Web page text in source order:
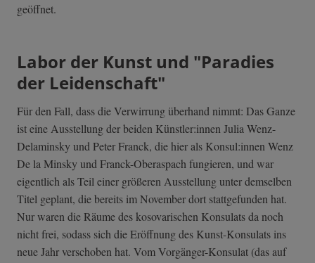
geöffnet.
Labor der Kunst und "Paradies
der Leidenschaft"
Für den Fall, dass die Verwirrung überhand nimmt: Das Ganze
ist eine Ausstellung der beiden Künstler:innen Julia Wenz-
Delaminsky und Peter Franck, die hier als Konsul:innen Wenz
De la Minsky und Franck-Oberaspach fungieren, und war
eigentlich als Teil einer größeren Ausstellung unter demselben
Titel geplant, die bereits im November dort stattgefunden hat.
Nur waren die Räume des kosovarischen Konsulats da noch
nicht frei, sodass sich die Eröffnung des Kunst-Konsulats ins
neue Jahr verschoben hat. Vom Vorgänger-Konsulat (das auf